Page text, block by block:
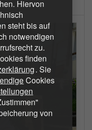
Hiervon
steht bis auf
notwendigen
zu.
finden
. Sie
Cookies
von